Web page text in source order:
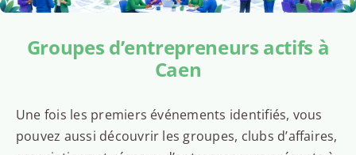
Groupes d’entrepreneurs actifs à
Caen
Une fois les premiers événements identifiés, vous
pouvez aussi découvrir les groupes, clubs d’affaires,